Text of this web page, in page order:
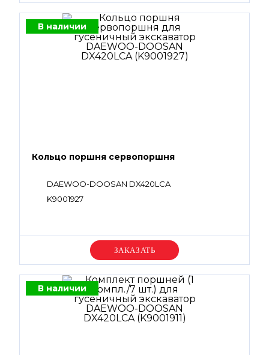
В наличии
Кольцо поршня сервопоршня
DAEWOO-DOOSAN DX420LCA
K9001927
Уточняйте цену
В наличии